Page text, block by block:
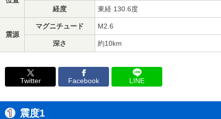
経度 東経 130.6度
震源
マグニチュード M2.6
深さ 約10km
Twitter Facebook LINE
震度1